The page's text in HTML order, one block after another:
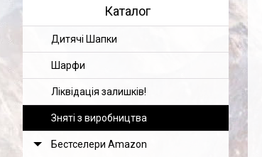
Каталог
Дитячі Шапки
Шарфи
Ліквідація залишків!
Зняті з виробництва
Бестселери Amazon